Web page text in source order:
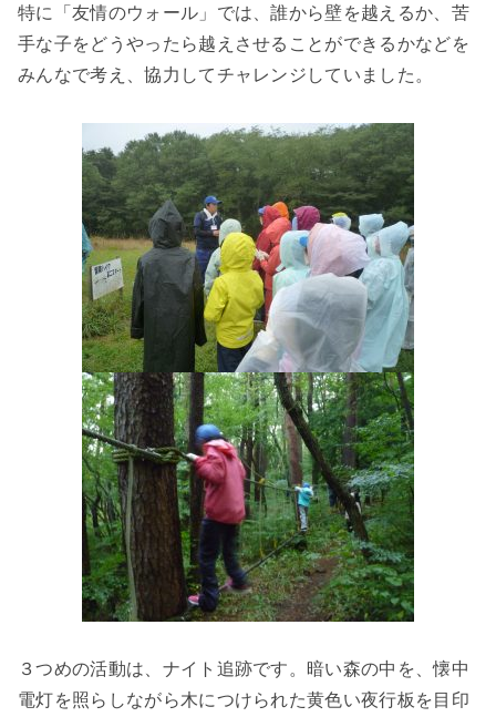
特に「友情のウォール」では、誰から壁を越えるか、苦
手な子をどうやったら越えさせることができるかなどを
みんなで考え、協力してチャレンジしていました。
３つめの活動は、ナイト追跡です。暗い森の中を、懐中
電灯を照らしながら木につけられた黄色い夜行板を目印